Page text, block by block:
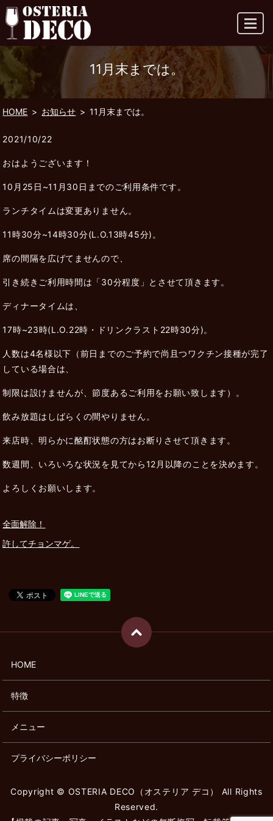
MENU
11月末までは。
HOME お知らせ 11月末までは。
2021/10/22
おはようございます！
10月25日~11月30日までのご利用条件です。
ランチタイムは変更ありません。
11時30分~14時30分(L.O.13時45分)。
席の間隔を広げてませんので、
引き続きご利用時間は「30分程度」とさせて頂きます。
ディナータイムは、
17時~23時(L.O.22時・ドリンクラスト22時30分)。
人数は4名様以下（前日までのご予約で尚且つワクチン接種が完了
している場合は、
制限は設けませんが、節度あるご利用をお願い致します）。
飲み放題はしばらくの間やりません。
来店時、明らかに酩酊状態の方はお断りさせて頂きます。
数週間、いろいろな状況を見てから12月以降のことを決めます。
よろしくお願いします。
全面解除！
許してチョンマゲ。
HOME
特徴
メニュー
プライバシーポリシー
Copyright © OSTERIA DECO（オステリア デコ） All Rights
Reserved.